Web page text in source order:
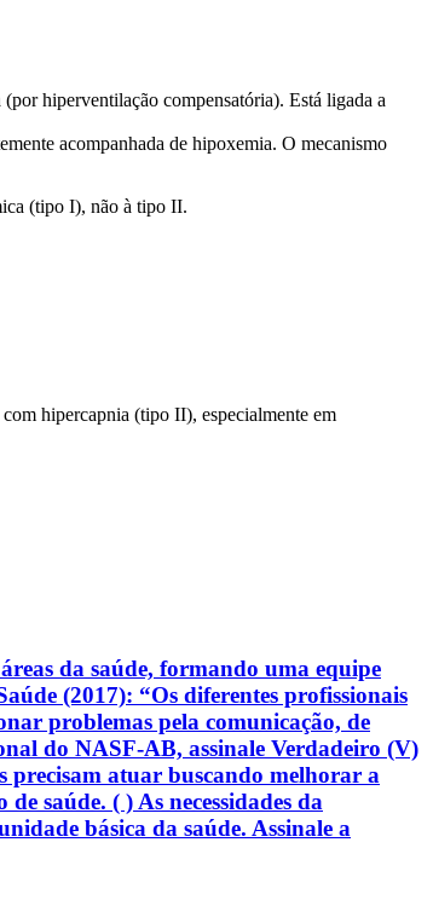
hiperventilação compensatória). Está ligada a
acompanhada de hipoxemia. O mecanismo
(tipo I), não à tipo II.
hipercapnia (tipo II), especialmente em
da saúde, formando uma equipe
(2017): “Os diferentes profissionais
problemas pela comunicação, de
do NASF-AB, assinale Verdadeiro (V)
precisam atuar buscando melhorar a
saúde. ( ) As necessidades da
básica da saúde. Assinale a